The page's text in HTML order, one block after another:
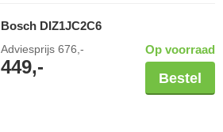
Bosch DIZ1JC2C6
Adviesprijs 676,-
449,-
Op voorraad
Bestel